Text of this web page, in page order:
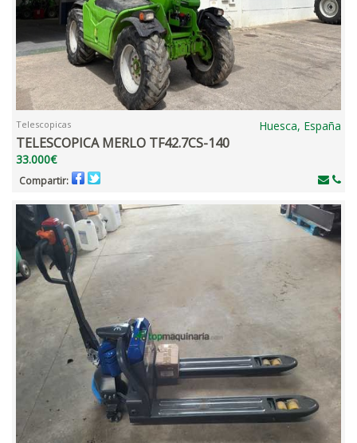
Telescopicas Huesca, España
TELESCOPICA MERLO TF42.7CS-140
33.000€
Compartir: